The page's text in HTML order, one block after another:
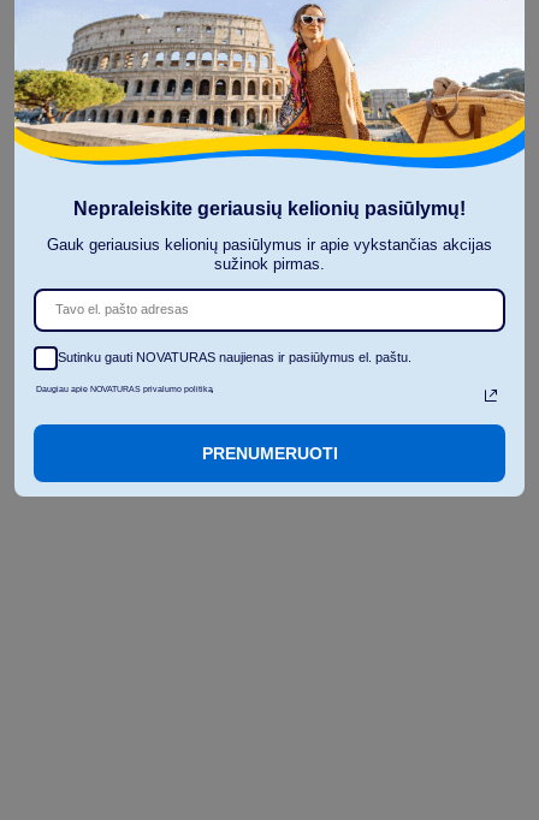
Sekite mūsų naujienas!
Gr
Žiūrėti kitą straipsnį
Nepraleiskite geriausių kelionių pasiūlymų!
Gauk geriausius kelionių pasiūlymus ir apie vykstančias akcijas
sužinok pirmas.
Sutinku gauti NOVATURAS naujienas ir pasiūlymus el. paštu.
Daugiau apie NOVATURAS privalumo politiką
PRENUMERUOTI